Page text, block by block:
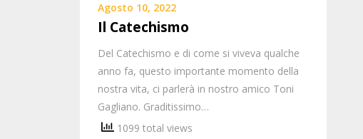
Agosto 10, 2022
Il Catechismo
Del Catechismo e di come si viveva qualche
anno fa, questo importante momento della
nostra vita, ci parlerà in nostro amico Toni
Gagliano. Graditissimo…
1099 total views